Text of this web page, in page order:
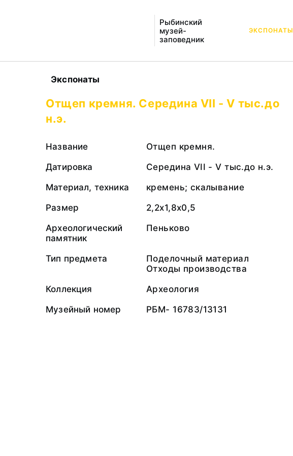
Рыбинский
музей-
заповедник
ЭКСПОНАТЫ
Экспонаты
Отщеп кремня. Середина VII - V тыс.до
н.э.
Название
Отщеп кремня.
Датировка
Середина VII - V тыс.до н.э.
Материал, техника
кремень; скалывание
Размер
2,2х1,8х0,5
Археологический
памятник
Пеньково
Тип предмета
Поделочный материал
Отходы производства
Коллекция
Археология
Музейный номер
РБМ- 16783/13131